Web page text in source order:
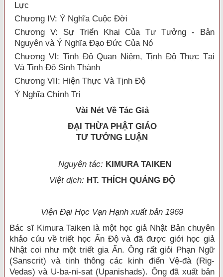
Lực
Chương IV: Ý Nghĩa Cuộc Đời
Chương V: Sự Triển Khai Của Tư Tưởng - Bản
Nguyên và Ý Nghĩa Đạo Đức Của Nó
Chương VI: Tịnh Độ Quan Niệm, Tịnh Độ Thực Tại
Và Tịnh Độ Sinh Thành
Chương VII: Hiện Thực Và Tịnh Độ
Ý Nghĩa Chính Trị
Vài Nét Về Tác Giả
ĐẠI THỪAPHẬT GIÁO
TƯ TƯỞNG LUẬN
Nguyên tác: KIMURA TAIKEN
Việt dịch: HT. THÍCH QUẢNG ĐỘ
Viện Đại Học Vạn Hạnh xuất bản 1969
Bác sĩ Kimura Taiken là một học giả Nhật Bản chuyên
khảo cúu về triết học Ấn Độ và đã được giới học giả
Nhật coi như một triết gia Ẩn. Ông rất giỏi Phạn Ngữ
(Sanscrit) và tinh thông các kinh điển Vệ-đà (Rig-
Vedas) và U-ba-ni-sat (Upanishads). Ông đã xuất bản